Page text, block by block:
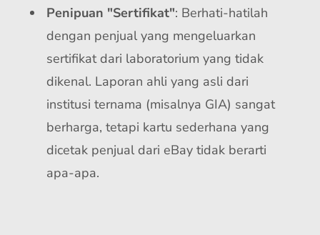
Penipuan "Sertifikat": Berhati-hatilah
dengan penjual yang mengeluarkan
sertifikat dari laboratorium yang tidak
dikenal. Laporan ahli yang asli dari
institusi ternama (misalnya GIA) sangat
berharga, tetapi kartu sederhana yang
dicetak penjual dari eBay tidak berarti
apa-apa.